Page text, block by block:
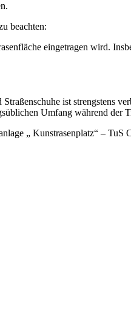
beachten:
eingetragen wird.
ist strengstens
Umfang während der
„ Kunstrasenplatz“ – TuS